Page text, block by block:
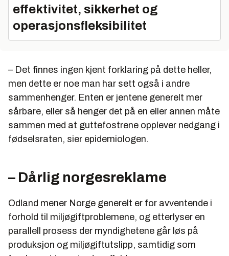
effektivitet, sikkerhet og
operasjonsfleksibilitet
– Det finnes ingen kjent forklaring på dette heller,
men dette er noe man har sett også i andre
sammenhenger. Enten er jentene generelt mer
sårbare, eller så henger det på en eller annen måte
sammen med at guttefostrene opplever nedgang i
fødselsraten, sier epidemiologen.
– Dårlig norgesreklame
Odland mener Norge generelt er for avventende i
forhold til miljøgiftproblemene, og etterlyser en
parallell prosess der myndighetene går løs på
produksjon og miljøgiftutslipp, samtidig som